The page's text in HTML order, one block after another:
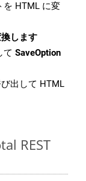
を HTML に変
します
て SaveOption
び出して HTML
REST